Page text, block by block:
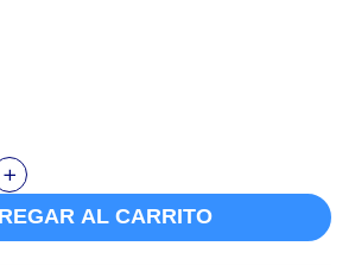
AL CARRITO